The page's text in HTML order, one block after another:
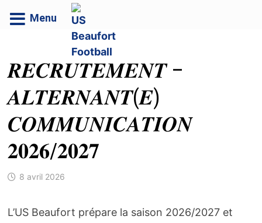
contenu
𝑹𝑬𝑪𝑹𝑼𝑻𝑬𝑴𝑬𝑵𝑻 –
𝑨𝑳𝑻𝑬𝑹𝑵𝑨𝑵𝑻(𝑬)
𝑪𝑶𝑴𝑴𝑼𝑵𝑰𝑪𝑨𝑻𝑰𝑶𝑵
𝟐𝟎𝟐𝟔/𝟐𝟎𝟐𝟕
8 avril 2026
L’US Beaufort prépare la saison 2026/2027 et
Menu